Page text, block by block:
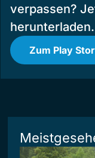
verpassen?
herunterladen.
Zum Play